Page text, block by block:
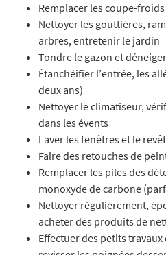
Remplacer les coupe-
Nettoyer les gouttières,
arbres, entretenir le jardin
Tondre le gazon et déneiger
Étanchéifier l’entrée, les
deux ans)
Nettoyer le climatiseur,
dans les évents
Laver les fenêtres et le
Faire des retouches de
Remplacer les piles des
monoxyde de carbone
Nettoyer régulièrement,
acheter des produits de
Effectuer des petits